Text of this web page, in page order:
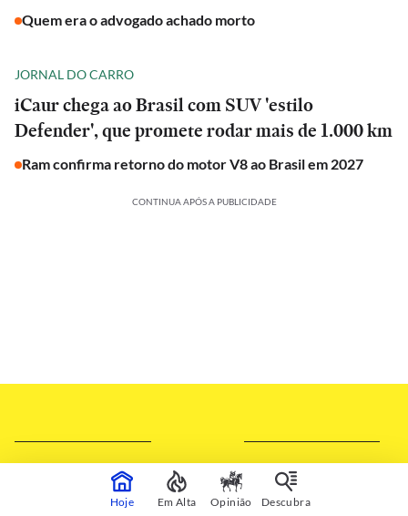
Quem era o advogado achado morto
JORNAL DO CARRO
iCaur chega ao Brasil com SUV 'estilo
Defender', que promete rodar mais de 1.000 km
Ram confirma retorno do motor V8 ao Brasil em 2027
CONTINUA APÓS A PUBLICIDADE
Hoje Em Alta Opinião Descubra